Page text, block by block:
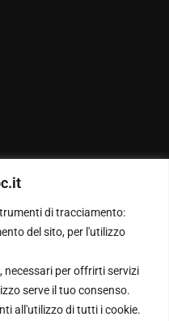
di tracciamento:
del sito, per l'utilizzo
necessari per offrirti servizi
serve il tuo consenso.
all'utilizzo di tutti i cookie.